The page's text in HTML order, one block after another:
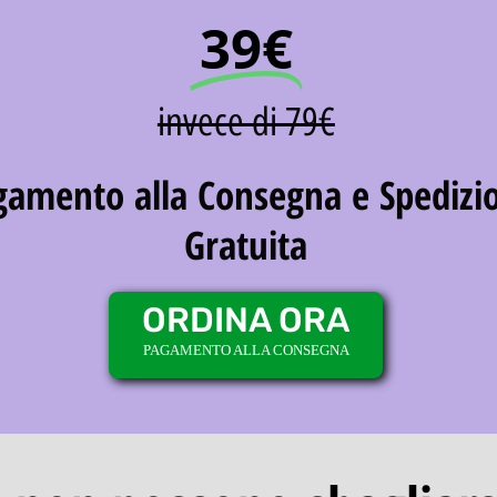
39€
invece di 79€
alla Consegna e
Gratuita
ORDINA ORA
PAGAMENTO ALLA CONSEGNA